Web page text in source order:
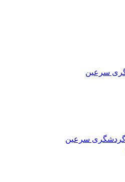
سرعین
گردشگری سرعین